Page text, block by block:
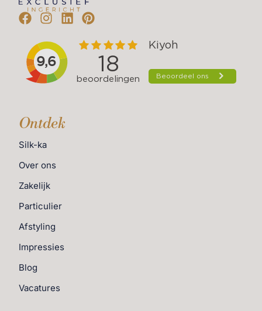
Ontdek
Silk-ka
Over ons
Zakelijk
Particulier
Afstyling
Impressies
Blog
Vacatures